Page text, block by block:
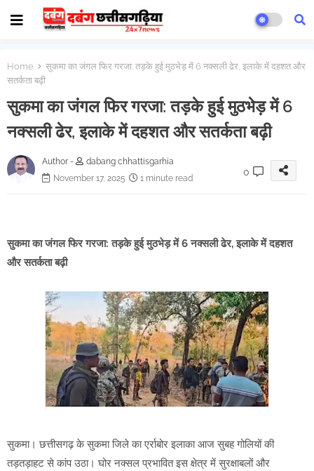
Home
सुकमा का जंगल फिर गरजा: तड़के हुई मुठभेड़ में 6 नक्सली ढेर, इलाके में दहशत और
सतर्कता बढ़ी
सुकमा का जंगल फिर गरजा: तड़के हुई मुठभेड़ में 6
नक्सली ढेर, इलाके में दहशत और सतर्कता बढ़ी
Author -
dabang chhattisgarhia
November 17, 2025
1 minute read
0
सुकमा का जंगल फिर गरजा: तड़के हुई मुठभेड़ में 6 नक्सली ढेर, इलाके में दहशत
और सतर्कता बढ़ी
सुकमा। छत्तीसगढ़ के सुकमा जिले का एर्राबोर इलाका आज सुबह गोलियों की
तड़तड़ाहट से कांप उठा। घोर नक्सल प्रभावित इस क्षेत्र में सुरक्षाबलों और